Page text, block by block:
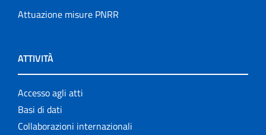
Attuazione misure PNRR
ATTIVITÀ
Accesso agli atti
Basi di dati
Collaborazioni internazionali